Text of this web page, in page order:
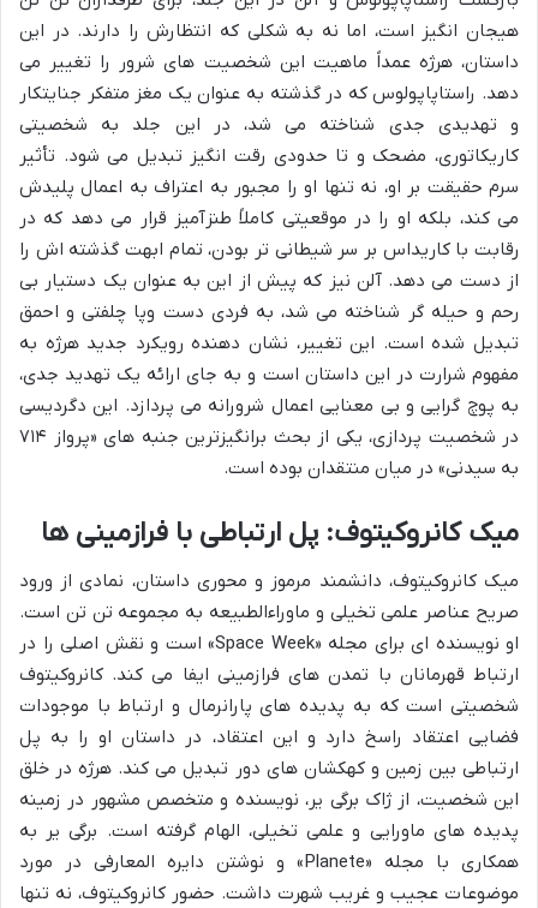
هیجان انگیز است، اما نه به شکلی که انتظارش را دارند. در این
داستان، هرژه عمداً ماهیت این شخصیت های شرور را تغییر می
دهد. راستاپاپولوس که در گذشته به عنوان یک مغز متفکر جنایتکار
و تهدیدی جدی شناخته می شد، در این جلد به شخصیتی
کاریکاتوری، مضحک و تا حدودی رقت انگیز تبدیل می شود. تأثیر
سرم حقیقت بر او، نه تنها او را مجبور به اعتراف به اعمال پلیدش
می کند، بلکه او را در موقعیتی کاملاً طنزآمیز قرار می دهد که در
رقابت با کاریداس بر سر شیطانی تر بودن، تمام ابهت گذشته اش را
از دست می دهد. آلن نیز که پیش از این به عنوان یک دستیار بی
رحم و حیله گر شناخته می شد، به فردی دست وپا چلفتی و احمق
تبدیل شده است. این تغییر، نشان دهنده رویکرد جدید هرژه به
مفهوم شرارت در این داستان است و به جای ارائه یک تهدید جدی،
به پوچ گرایی و بی معنایی اعمال شرورانه می پردازد. این دگردیسی
در شخصیت پردازی، یکی از بحث برانگیزترین جنبه های «پرواز ۷۱۴
به سیدنی» در میان منتقدان بوده است.
میک کانروکیتوف: پل ارتباطی با فرازمینی ها
میک کانروکیتوف، دانشمند مرموز و محوری داستان، نمادی از ورود
صریح عناصر علمی تخیلی و ماوراءالطبیعه به مجموعه تن تن است.
او نویسنده ای برای مجله «Space Week» است و نقش اصلی را در
ارتباط قهرمانان با تمدن های فرازمینی ایفا می کند. کانروکیتوف
شخصیتی است که به پدیده های پارانرمال و ارتباط با موجودات
فضایی اعتقاد راسخ دارد و این اعتقاد، در داستان او را به پل
ارتباطی بین زمین و کهکشان های دور تبدیل می کند. هرژه در خلق
این شخصیت، از ژاک برگی یر، نویسنده و متخصص مشهور در زمینه
پدیده های ماورایی و علمی تخیلی، الهام گرفته است. برگی یر به
همکاری با مجله «Planete» و نوشتن دایره المعارفی در مورد
موضوعات عجیب و غریب شهرت داشت. حضور کانروکیتوف، نه تنها